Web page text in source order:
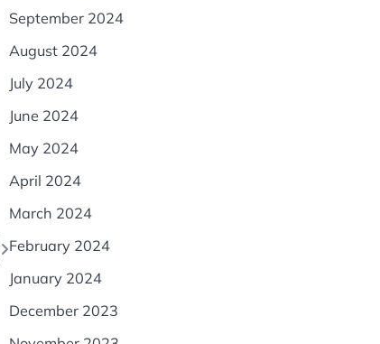
September 2024
August 2024
July 2024
June 2024
May 2024
April 2024
March 2024
February 2024
January 2024
December 2023